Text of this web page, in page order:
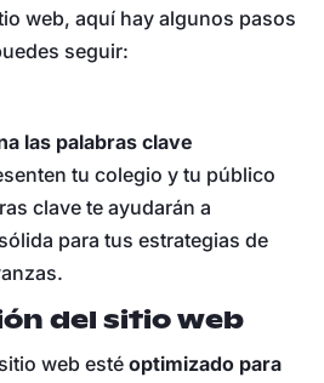
web, aquí hay algunos pasos
seguir:
las palabras clave
tu colegio y tu público
clave te ayudarán a
para tus estrategias de
del sitio web
web estéoptimizado para